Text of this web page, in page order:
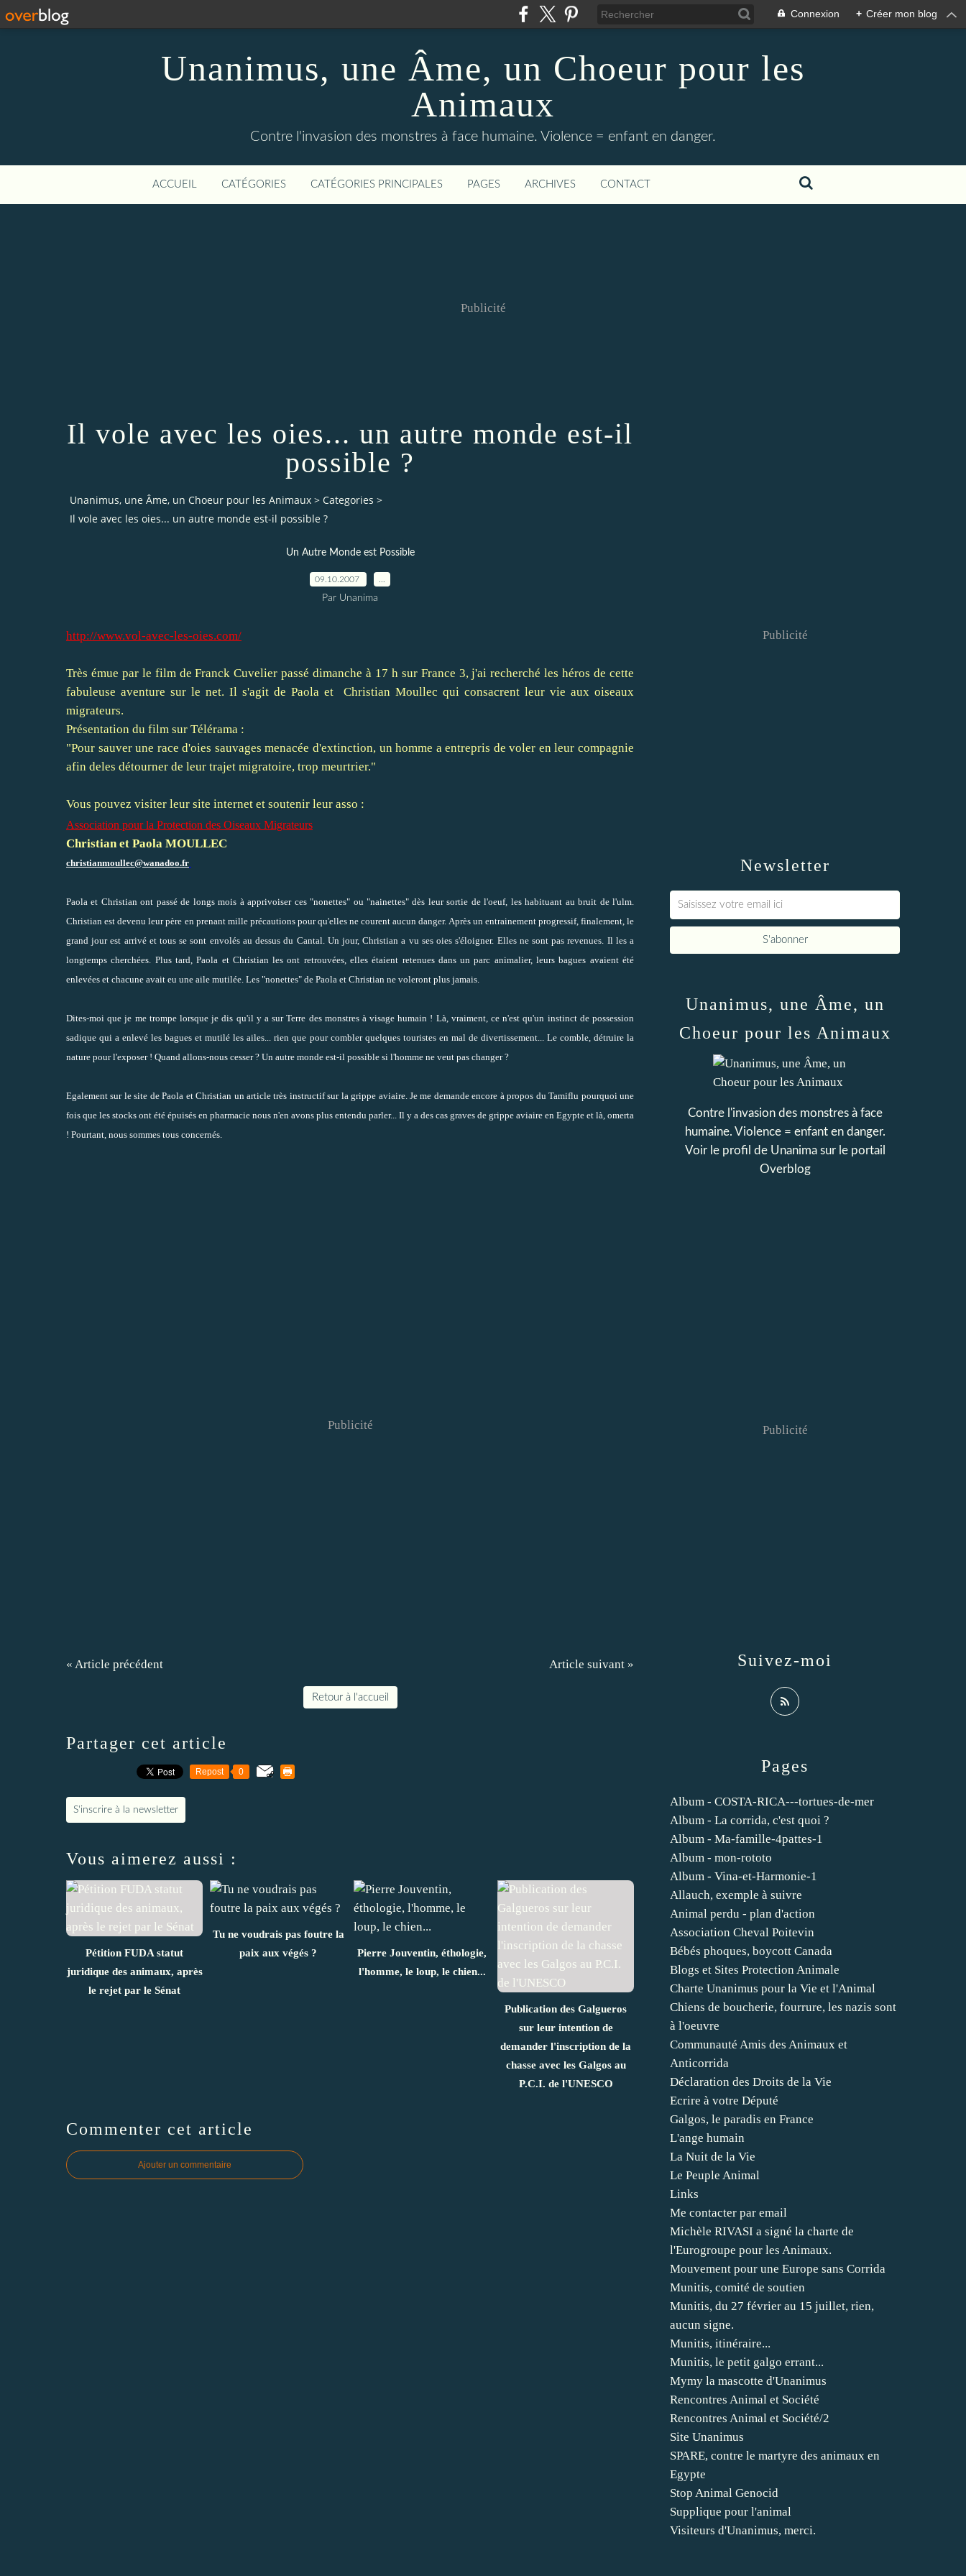
Connexion + Créer mon blog
Unanimus, une Âme, un Choeur pour les
Animaux
Contre l'invasion des monstres à face humaine. Violence = enfant en danger.
ACCUEIL CATÉGORIES CATÉGORIES PRINCIPALES PAGES ARCHIVES CONTACT
Publicité
Il vole avec les oies... un autre monde est-il
possible ?
Unanimus, une Âme, un Choeur pour les Animaux > Categories >
Il vole avec les oies... un autre monde est-il possible ?
Un Autre Monde est Possible
09.10.2007
Par Unanima
http://www.vol-avec-les-oies.com/
Très émue par le film de Franck Cuvelier passé dimanche à 17 h sur France 3, j'ai recherché les héros de cette
fabuleuse aventure sur le net. Il s'agit de Paola et Christian Moullec qui consacrent leur vie aux oiseaux
migrateurs.
Présentation du film sur Télérama :
"Pour sauver une race d'oies sauvages menacée d'extinction, un homme a entrepris de voler en leur compagnie
afin deles détourner de leur trajet migratoire, trop meurtrier."
Vous pouvez visiter leur site internet et soutenir leur asso :
Association pour la Protection des Oiseaux Migrateurs
Christian et Paola MOULLEC
christianmoullec@wanadoo.fr
Paola et Christian ont passé de longs mois à apprivoiser ces "nonettes" ou "nainettes" dès leur sortie de l'oeuf, les habituant au bruit de l'ulm.
Christian est devenu leur père en prenant mille précautions pour qu'elles ne courent aucun danger. Après un entrainement progressif, finalement, le
grand jour est arrivé et tous se sont envolés au dessus du Cantal. Un jour, Christian a vu ses oies s'éloigner. Elles ne sont pas revenues. Il les a
longtemps cherchées. Plus tard, Paola et Christian les ont retrouvées, elles étaient retenues dans un parc animalier, leurs bagues avaient été
enlevées et chacune avait eu une aile mutilée. Les "nonettes" de Paola et Christian ne voleront plus jamais.
Dites-moi que je me trompe lorsque je dis qu'il y a sur Terre des monstres à visage humain ! Là, vraiment, ce n'est qu'un instinct de possession
sadique qui a enlevé les bagues et mutilé les ailes... rien que pour combler quelques touristes en mal de divertissement... Le comble, détruire la
nature pour l'exposer ! Quand allons-nous cesser ? Un autre monde est-il possible si l'homme ne veut pas changer ?
Egalement sur le site de Paola et Christian un article très instructif sur la grippe aviaire. Je me demande encore à propos du Tamiflu pourquoi une
fois que les stocks ont été épuisés en pharmacie nous n'en avons plus entendu parler... Il y a des cas graves de grippe aviaire en Egypte et là, omerta
! Pourtant, nous sommes tous concernés.
Publicité
« Article précédent Article suivant »
Retour à l'accueil
Partager cet article
Repost 0
S'inscrire à la newsletter
Vous aimerez aussi :
Pétition FUDA statut
juridique des animaux, après
le rejet par le Sénat
Tu ne voudrais pas foutre la
paix aux végés ?
Pierre Jouventin, éthologie,
l'homme, le loup, le chien...
Publication des Galgueros
sur leur intention de
demander l'inscription de la
chasse avec les Galgos au
P.C.I. de l'UNESCO
Commenter cet article
Ajouter un commentaire
Newsletter
Publicité
Pages
Album - COSTA-RICA---tortues-de-mer
Album - La corrida, c'est quoi ?
Album - Ma-famille-4pattes-1
Album - mon-rototo
Album - Vina-et-Harmonie-1
Allauch, exemple à suivre
Animal perdu - plan d'action
Association Cheval Poitevin
Bébés phoques, boycott Canada
Blogs et Sites Protection Animale
Charte Unanimus pour la Vie et l'Animal
Chiens de boucherie, fourrure, les nazis sont
à l'oeuvre
Communauté Amis des Animaux et
Anticorrida
Déclaration des Droits de la Vie
Ecrire à votre Député
Galgos, le paradis en France
L'ange humain
La Nuit de la Vie
Le Peuple Animal
Links
Me contacter par email
Michèle RIVASI a signé la charte de
l'Eurogroupe pour les Animaux.
Mouvement pour une Europe sans Corrida
Munitis, comité de soutien
Munitis, du 27 février au 15 juillet, rien,
aucun signe.
Munitis, itinéraire...
Munitis, le petit galgo errant...
Mymy la mascotte d'Unanimus
Rencontres Animal et Société
Rencontres Animal et Société/2
Site Unanimus
SPARE, contre le martyre des animaux en
Egypte
Stop Animal Genocid
Supplique pour l'animal
Visiteurs d'Unanimus, merci.
Unanimus, une Âme, un
Choeur pour les Animaux
Contre l'invasion des monstres à face
humaine. Violence = enfant en danger.
Voir le profil de Unanimasur le portail
Overblog
Suivez-moi
Publicité